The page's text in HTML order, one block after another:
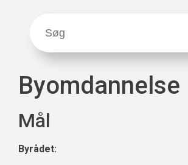
Byomdannelse
Mål
Byrådet: